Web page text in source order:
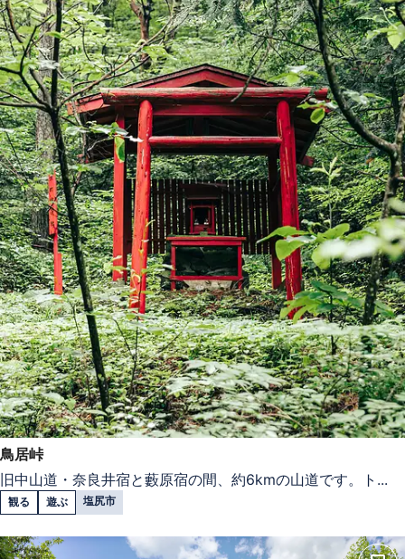
鳥居峠
旧中山道・奈良井宿と藪原宿の間、約6kmの山道です。ト...
観る 遊ぶ 塩尻市